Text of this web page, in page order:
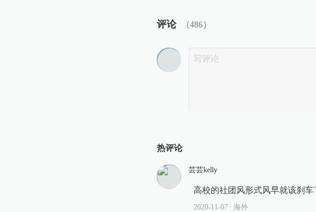
评论 （486）
热评论
芸芸kelly
高校的社团风形式风早就该刹车
2020-11-07 ∙ 海外